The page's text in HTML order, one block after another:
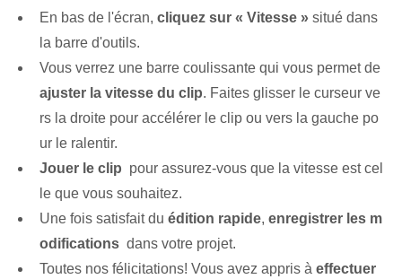
En bas de l'écran, cliquez sur « Vitesse » situé dans
la barre d'outils.
Vous verrez une barre coulissante qui vous permet de
ajuster la vitesse du clip.​ Faites glisser le curseur ve
rs la droite pour accélérer le clip ou vers la gauche po
ur le ralentir.
Jouer le clip ⁣ pour‍ assurez-vous que la vitesse est cel
le que vous souhaitez.
Une fois satisfait du édition rapide, enregistrer les m
odifications ⁢ dans ‌votre projet.
Toutes nos félicitations! Vous avez appris à effectuer